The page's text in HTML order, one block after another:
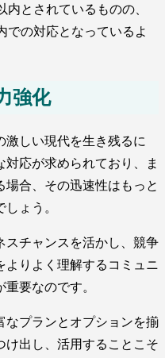
内とされているものの、
での対応となっているよ
強化
激しい現代を生き残るに
応が求められており、ま
場合、その迅速性はもっと
ょう。
スチャンスを活かし、競争
よりよく理解するコミュニ
要なのです。
なプランとオプションを揃
け出し、活用することこそ